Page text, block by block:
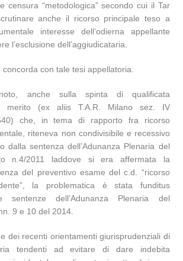
censura “metodologica” secondo cui il Tar
anche il ricorso principale teso a
interesse dell’odierna appellante
l’esclusione dell’aggiudicataria.
con tale tesi appellatoria.
anche sulla spinta di qualificata
merito (ex aliis T.A.R. Milano sez. IV
che, in tema di rapporto fra ricorso
riteneva non condivisibile e recessivo
dalla sentenza dell’Adunanza Plenaria del
n.4/2011 laddove si era affermata la
del preventivo esame del c.d. “ricorso
la problematica è stata funditus
sentenze dell’Adunanza Plenaria del
9 e 10 del 2014.
dei recenti orientamenti giurisprudenziali di
tendenti ad evitare di dare indebita